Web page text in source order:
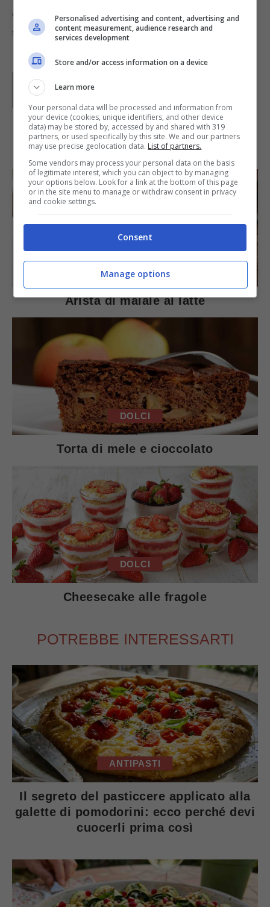
circa 2 ore, friggetele nell’ olio caldo e servitele
tiepide.
IN PRIMO PIANO
Arista di maiale al latte
DOLCI
Torta di mele e cioccolato
DOLCI
Cheesecake alle fragole
POTREBBE INTERESSARTI
ANTIPASTI
Il segreto del pasticcere applicato alla
galette di pomodorini: ecco perché devi
cuocerli prima così
Personalised advertising and content, advertising and
content measurement, audience research and
services development
Store and/or access information on a device
Learn more
Your personal data will be processed and information from
your device (cookies, unique identifiers, and other device
data) may be stored by, accessed by and shared with 319
partners, or used specifically by this site. We and our partners
may use precise geolocation data. List of partners.
Some vendors may process your personal data on the basis
of legitimate interest, which you can object to by managing
your options below. Look for a link at the bottom of this page
or in the site menu to manage or withdraw consent in privacy
and cookie settings.
Consent
Manage options